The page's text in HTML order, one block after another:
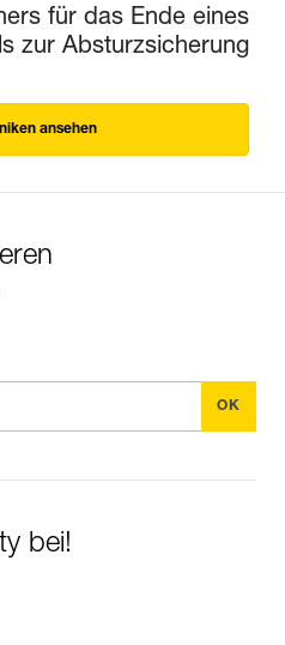
für das Ende eines
zur Absturzsicherung
ansehen
bei!